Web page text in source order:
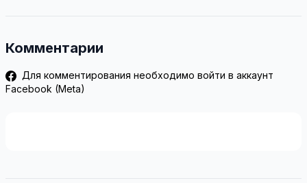
Комментарии
Для комментирования необходимо войти в аккаунт
Facebook (Meta)